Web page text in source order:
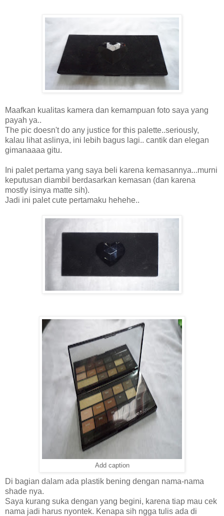
Maafkan kualitas kamera dan kemampuan foto saya yang
payah ya..
The pic doesn't do any justice for this palette..seriously,
kalau lihat aslinya, ini lebih bagus lagi.. cantik dan elegan
gimanaaaa gitu.
Ini palet pertama yang saya beli karena kemasannya...murni
keputusan diambil berdasarkan kemasan (dan karena
mostly isinya matte sih).
Jadi ini palet cute pertamaku hehehe..
Add caption
Di bagian dalam ada plastik bening dengan nama-nama
shade nya.
Saya kurang suka dengan yang begini, karena tiap mau cek
nama jadi harus nyontek. Kenapa sih ngga tulis ada di